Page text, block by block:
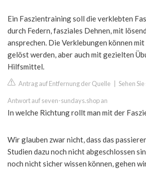
Ein Faszientraining soll die verklebten
durch Federn, fasziales Dehnen, mit
ansprechen. Die Verklebungen können
gelöst werden, aber auch mit gezielten
Hilfsmittel.
Antrag auf Entfernung der Quelle Sehen
Antwort auf seven-sundays.shop an
In welche Richtung rollt man mit der
Wir glauben zwar nicht, dass das
Studien dazu noch nicht abgeschlossen
noch nicht sicher wissen können, gehen